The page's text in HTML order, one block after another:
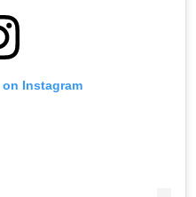
Instagram